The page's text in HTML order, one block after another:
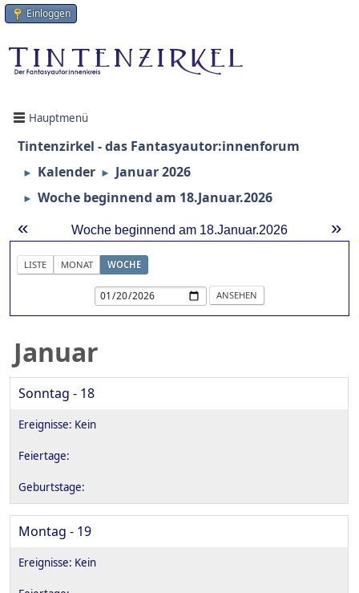
Einloggen
Hauptmenü
Tintenzirkel - das Fantasyautor:innenforum
► Kalender ► Januar 2026
► Woche beginnend am 18.Januar.2026
« »
Woche beginnend am 18.Januar.2026
LISTE MONAT WOCHE
Januar
Sonntag - 18
Montag - 19